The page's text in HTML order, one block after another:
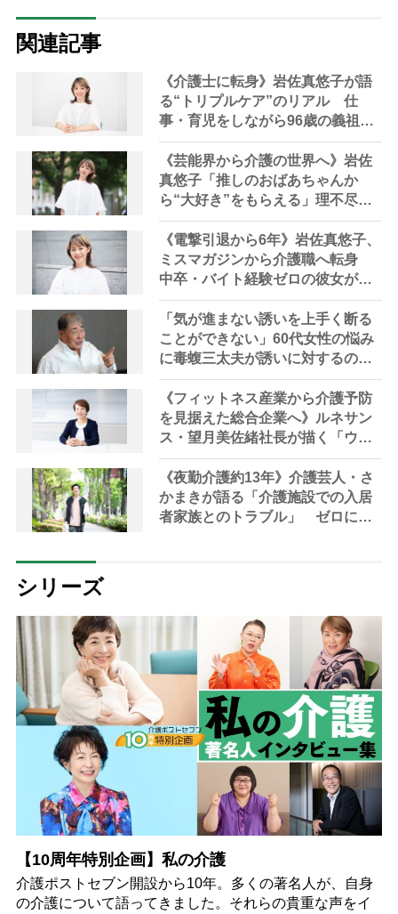
関連記事
《介護士に転身》岩佐真悠子が語
る“トリプルケア”のリアル 仕
事・育児をしながら96歳の義祖母
と同居して介護 プロだから言え
る「家での介護は“雑”でも気にし
ない」
《芸能界から介護の世界へ》岩佐
真悠子「推しのおばあちゃんか
ら“大好き”をもらえる」理不尽さ
も吹き飛ぶ“やりがい”、介護の現
場は「愛おしい」
《電撃引退から6年》岩佐真悠子、
ミスマガジンから介護職へ転身
中卒・バイト経験ゼロの彼女が見
つけた“居場所”「社会の役に立ち
ながら自分らしくいられる」
「気が進まない誘いを上手く断る
ことができない」60代女性の悩み
に毒蝮三太夫が誘いに対するの心
の持ちようを伝授｜「マムちゃん
の毒入り相談室」第86回
《フィットネス産業から介護予防
を見据えた総合企業へ》ルネサン
ス・望月美佐緒社長が描く「ウェ
ルビーイング共創カンパニー」へ
の道筋 コロナ禍に生まれたスタ
ッフの想い
《夜勤介護約13年》介護芸人・さ
かまきが語る「介護施設での入居
者家族とのトラブル」 ゼロには
シリーズ
【10周年特別企画】私の介護
介護ポストセブン開設から10年。多くの著名人が、自身
の介護について語ってきました。それらの貴重な声をイ